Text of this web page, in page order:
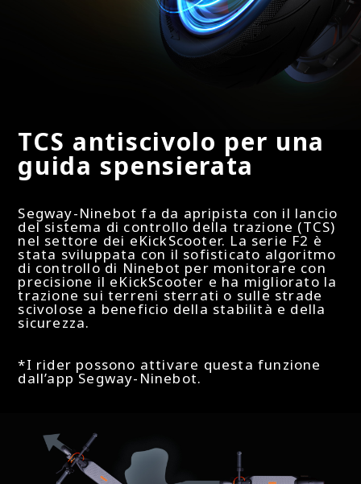
TCS antiscivolo per una
guida spensierata
Segway-Ninebot fa da apripista con il lancio
del sistema di controllo della trazione (TCS)
nel settore dei eKickScooter. La serie F2 è
stata sviluppata con il sofisticato algoritmo
di controllo di Ninebot per monitorare con
precisione il eKickScooter e ha migliorato la
trazione sui terreni sterrati o sulle strade
scivolose a beneficio della stabilità e della
sicurezza.
*I rider possono attivare questa funzione
dall’app Segway-Ninebot.
pneumatici autoriparanti
Dimensioni pneumatici - Posteriore
254 mm
Connettività
Controllo remoto via App
Sì
Bluetooth
Tecnologia NFC (per bloccaggio/sbloccaggio)